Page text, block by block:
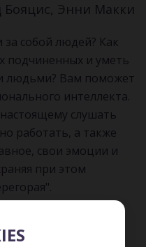
Бояцис, Энни Макки
за собой людей? Как
подчиненных и уметь
людьми? Вам поможет
интеллекта.
слушать
работать, а также
свои эмоции и
при этом